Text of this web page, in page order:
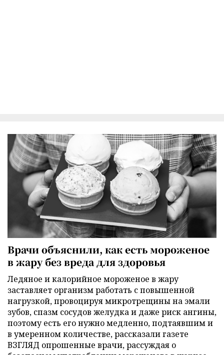
Врачи объяснили, как есть мороженое
в жару без вреда для здоровья
Ледяное и калорийное мороженое в жару
заставляет организм работать с повышенной
нагрузкой, провоцируя микротрещины на эмали
зубов, спазм сосудов желудка и даже риск ангины,
поэтому есть его нужно медленно, подтаявшим и
в умеренном количестве, рассказали газете
ВЗГЛЯД опрошенные врачи, рассуждая о